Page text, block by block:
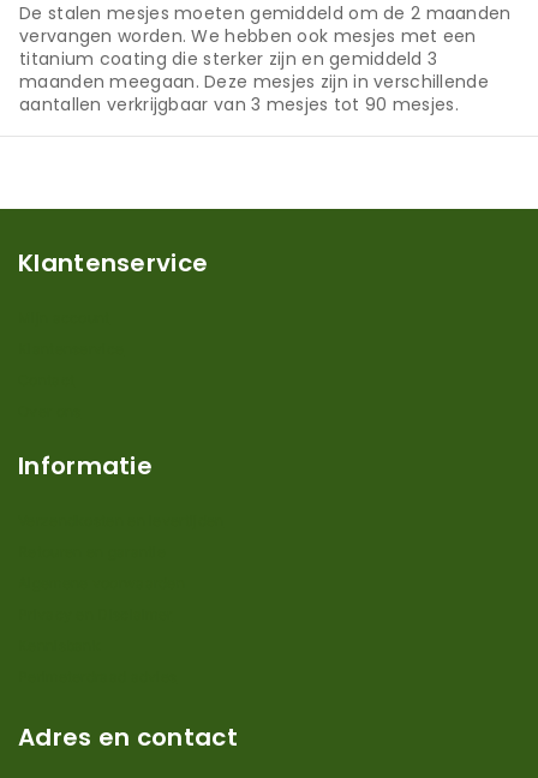
De stalen mesjes moeten gemiddeld om de 2 maanden
vervangen worden. We hebben ook mesjes met een
titanium coating die sterker zijn en gemiddeld 3
maanden meegaan. Deze mesjes zijn in verschillende
aantallen verkrijgbaar van 3 mesjes tot 90 mesjes.
Klantenservice
Informatie
Adres en contact